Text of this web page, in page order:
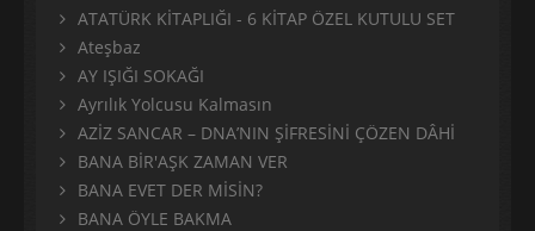
ATATÜRK KİTAPLIĞI - 6 KİTAP ÖZEL KUTULU SET
Ateşbaz
AY IŞIĞI SOKAĞI
Ayrılık Yolcusu Kalmasın
AZİZ SANCAR – DNA’NIN ŞİFRESİNİ ÇÖZEN DÂHİ
BANA BİR'AŞK ZAMAN VER
BANA EVET DER MİSİN?
BANA ÖYLE BAKMA